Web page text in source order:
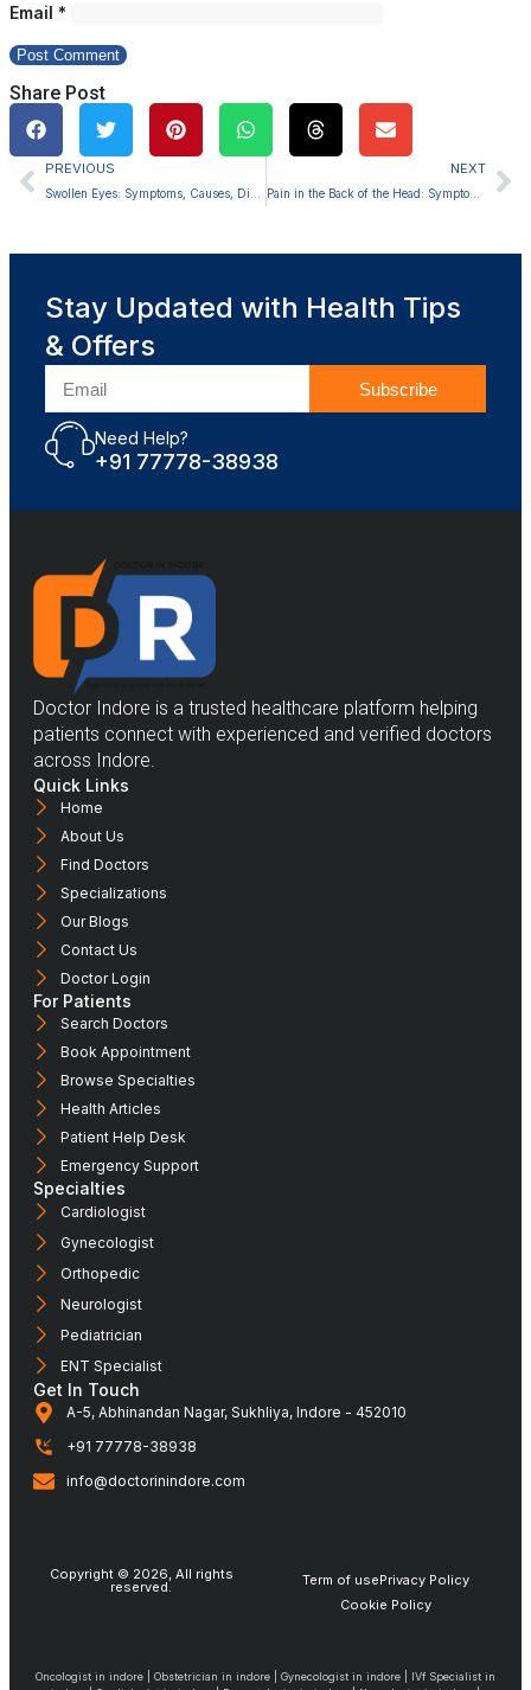
Email *
Share Post
PREVIOUS NEXT
Pain in the Back of the Head: Symptoms, Causes, Diagnosis and Treatment
Stay Updated with Health Tips
& Offers
Subscribe
Need Help?
+91 77778-38938
Doctor Indore is a trusted healthcare platform helping
patients connect with experienced and verified doctors
across Indore.
Quick Links
Home
About Us
Find Doctors
Specializations
Our Blogs
Contact Us
Doctor Login
For Patients
Search Doctors
Book Appointment
Browse Specialties
Health Articles
Patient Help Desk
Emergency Support
Specialties
Cardiologist
Gynecologist
Orthopedic
Neurologist
Pediatrician
ENT Specialist
Get In Touch
A-5, Abhinandan Nagar, Sukhliya, Indore - 452010
+91 77778-38938
info@doctorinindore.com
Copyright © 2026, All rights
reserved. Term of usePrivacy Policy
Cookie Policy
Oncologist in indore | Obstetrician in indore | Gynecologist in indore | IVf Specialist in